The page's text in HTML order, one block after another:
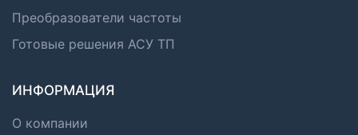
Преобразователи частоты
Готовые решения АСУ ТП
ИНФОРМАЦИЯ
О компании